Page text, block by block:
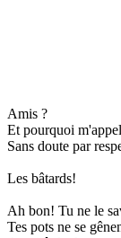
Amis ?
Et pourquoi
Sans doute par
Les bâtards!
Ah bon! Tu ne le
Tes pots ne se